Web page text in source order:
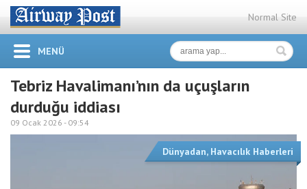
Normal Site
MENÜ
Tebriz Havalimanı’nın da uçuşların
durduğu iddiası
09 Ocak 2026 - 09:54
Dünyadan, Havacılık Haberleri